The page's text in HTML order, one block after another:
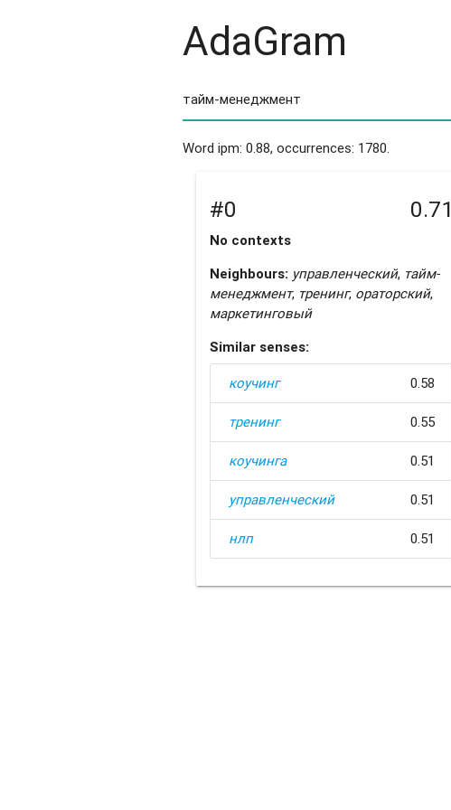
AdaGram
Word ipm: 0.88, occurrences: 1780.
#0 0.71
No contexts
Neighbours: управленческий, тайм-
менеджмент, тренинг, ораторский,
маркетинговый
Similar senses:
коучинг 0.58
тренинг 0.55
коучинга 0.51
управленческий 0.51
нлп 0.51